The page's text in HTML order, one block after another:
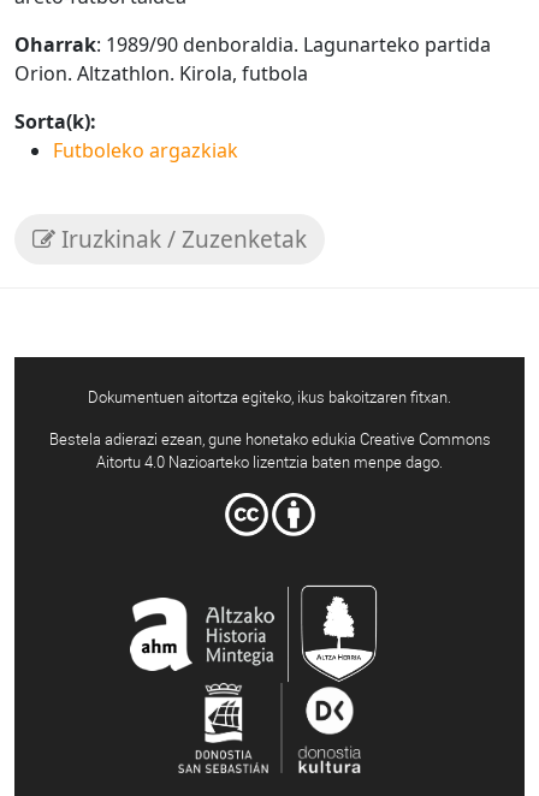
Oharrak: 1989/90 denboraldia. Lagunarteko partida
Orion. Altzathlon. Kirola, futbola
Sorta(k):
Futboleko argazkiak
Iruzkinak / Zuzenketak
Dokumentuen aitortza egiteko, ikus bakoitzaren fitxan.
Bestela adierazi ezean, gune honetako edukia Creative Commons
Aitortu 4.0 Nazioarteko lizentzia baten menpe dago.